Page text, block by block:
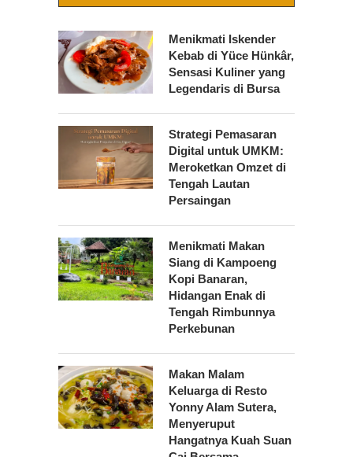
Menikmati Iskender
Kebab di Yüce Hünkâr,
Sensasi Kuliner yang
Legendaris di Bursa
Strategi Pemasaran
Digital untuk UMKM:
Meroketkan Omzet di
Tengah Lautan
Persaingan
Menikmati Makan
Siang di Kampoeng
Kopi Banaran,
Hidangan Enak di
Tengah Rimbunnya
Perkebunan
Makan Malam
Keluarga di Resto
Yonny Alam Sutera,
Menyeruput
Hangatnya Kuah Suan